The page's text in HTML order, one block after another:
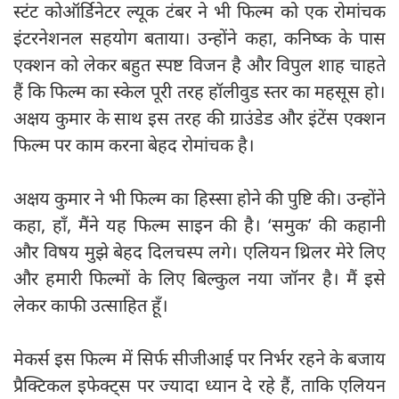
स्टंट कोऑर्डिनेटर ल्यूक टंबर ने भी फिल्म को एक रोमांचक
इंटरनेशनल सहयोग बताया। उन्होंने कहा, कनिष्क के पास
एक्शन को लेकर बहुत स्पष्ट विजन है और विपुल शाह चाहते
हैं कि फिल्म का स्केल पूरी तरह हॉलीवुड स्तर का महसूस हो।
अक्षय कुमार के साथ इस तरह की ग्राउंडेड और इंटेंस एक्शन
फिल्म पर काम करना बेहद रोमांचक है।
अक्षय कुमार ने भी फिल्म का हिस्सा होने की पुष्टि की। उन्होंने
कहा, हाँ, मैंने यह फिल्म साइन की है। ‘समुक’ की कहानी
और विषय मुझे बेहद दिलचस्प लगे। एलियन थ्रिलर मेरे लिए
और हमारी फिल्मों के लिए बिल्कुल नया जॉनर है। मैं इसे
लेकर काफी उत्साहित हूँ।
मेकर्स इस फिल्म में सिर्फ सीजीआई पर निर्भर रहने के बजाय
प्रैक्टिकल इफेक्ट्स पर ज्यादा ध्यान दे रहे हैं, ताकि एलियन